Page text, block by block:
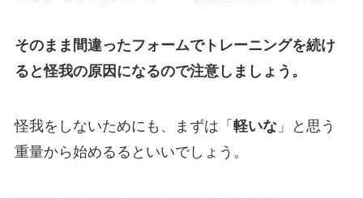
そのまま間違ったフォームでトレーニングを続け
ると怪我の原因になるので注意しましょう。
怪我をしないためにも、まずは「 軽いな」と思う
重量から始めるるといいでしょう。